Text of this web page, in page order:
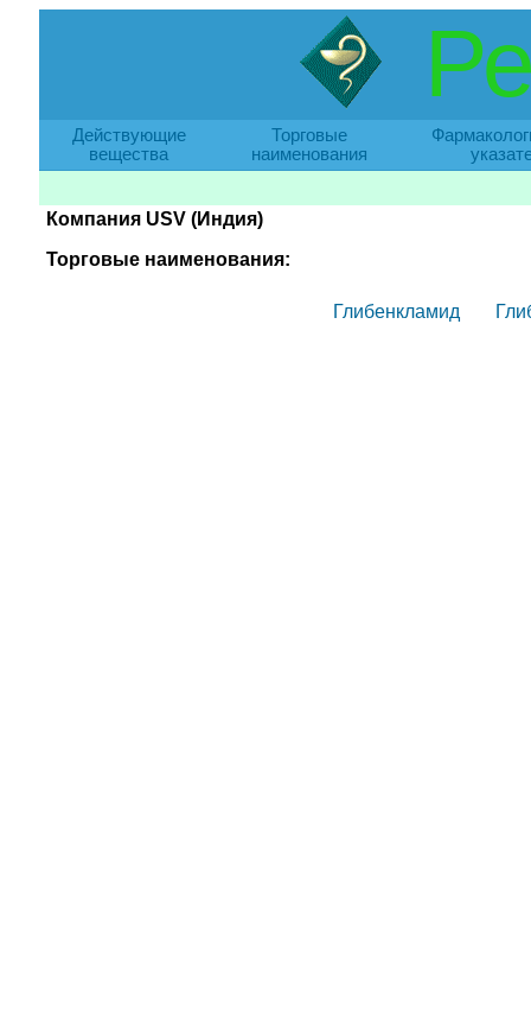
Действующие
вещества
Торговые
наименования
Компания USV (Индия)
Торговые наименования:
Глибенкламид